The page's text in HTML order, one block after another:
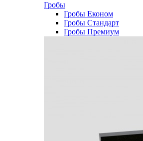
Гробы
Гробы Економ
Гробы Стандарт
Гробы Премиум